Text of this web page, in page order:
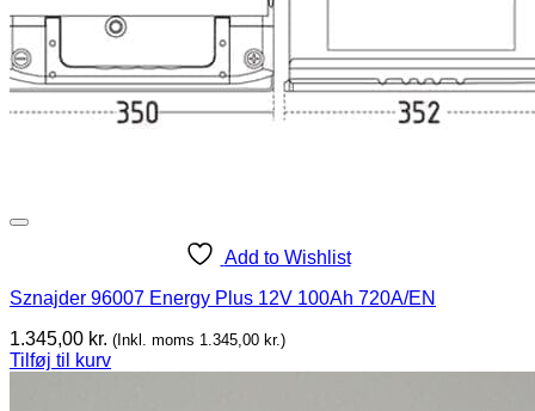
Add to Wishlist
Sznajder 96007 Energy Plus 12V 100Ah 720A/EN
1.345,00 kr. (Inkl. moms 1.345,00 kr.)
Tilføj til kurv